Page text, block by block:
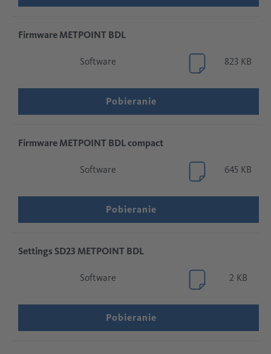
Firmware METPOINT BDL
Software 823 KB
Pobieranie
Firmware METPOINT BDL compact
Software 645 KB
Pobieranie
Settings SD23 METPOINT BDL
Software 2 KB
Pobieranie